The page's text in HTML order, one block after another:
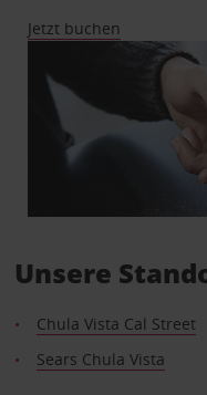
Jetzt buchen
Unsere
Chula Vista Cal Street
Sears Chula Vista